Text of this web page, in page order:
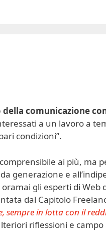
comunicazione
a un lavoro a
condizioni”.
ai più, ma
generazione e
gli esperti di Web
dal Capitolo
sempre in lotta con il
riflessioni e campo